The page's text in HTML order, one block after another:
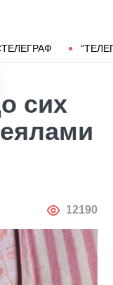
сих
АВТОР12190